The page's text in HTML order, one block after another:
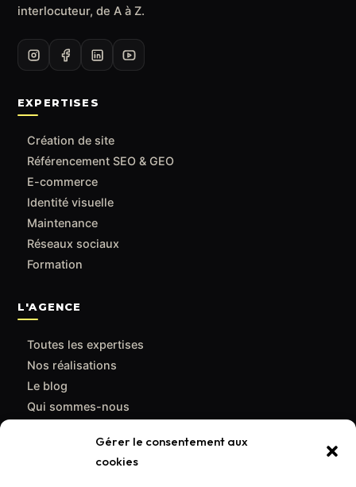
Gérer le consentement aux
cookies
interlocuteur, de A à Z.
EXPERTISES
Création de site
Référencement SEO & GEO
E-commerce
Identité visuelle
Maintenance
Réseaux sociaux
Formation
L'AGENCE
Toutes les expertises
Nos réalisations
Le blog
Qui sommes-nous